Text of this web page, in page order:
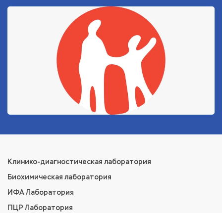
Клинико-диагностическая лаборатория
Биохимическая лаборатория
ИФА Лаборатория
ПЦР Лаборатория